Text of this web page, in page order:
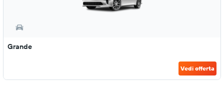
Grande
Vedi offerta